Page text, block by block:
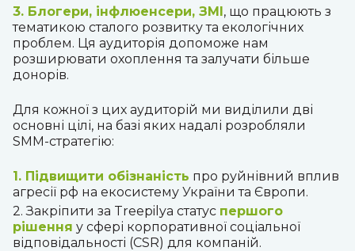
3. Блогери, інфлюенсери, ЗМІ, що працюють з
тематикою сталого розвитку та екологічних
проблем. Ця аудиторія допоможе нам
розширювати охоплення та залучати більше
донорів.
Для кожної з цих аудиторій ми виділили дві
основні цілі, на базі яких надалі розробляли
SMM-стратегію:
1. Підвищити обізнаність про руйнівний вплив
агресії рф на екосистему України та Європи.
2. Закріпити за Treepilya статус першого
рішення у сфері корпоративної соціальної
відповідальності (CSR) для компаній.